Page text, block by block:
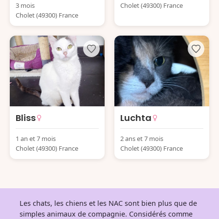
3 mois
Cholet (49300) France
Cholet (49300) France
Bliss
1 an et 7 mois
Cholet (49300) France
Luchta
2 ans et 7 mois
Cholet (49300) France
Les chats, les chiens et les NAC sont bien plus que de
simples animaux de compagnie. Considérés comme